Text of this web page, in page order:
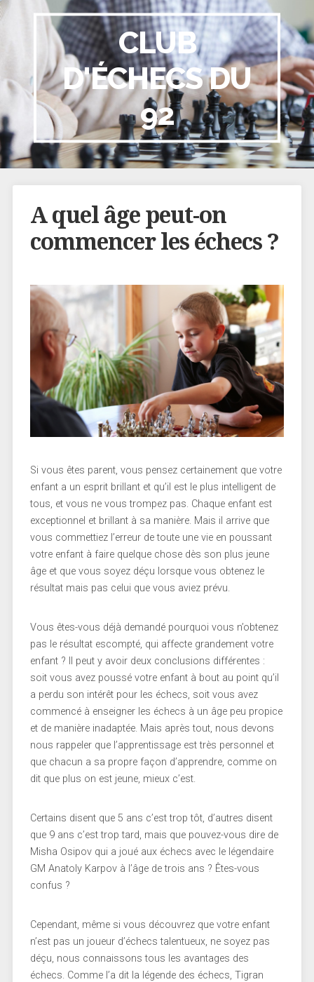
CLUB
D'ÉCHECS DU
92
A quel âge peut-on
commencer les échecs ?
Si vous êtes parent, vous pensez certainement que votre
enfant a un esprit brillant et qu’il est le plus intelligent de
tous, et vous ne vous trompez pas. Chaque enfant est
exceptionnel et brillant à sa manière. Mais il arrive que
vous commettiez l’erreur de toute une vie en poussant
votre enfant à faire quelque chose dès son plus jeune
âge et que vous soyez déçu lorsque vous obtenez le
résultat mais pas celui que vous aviez prévu.
Vous êtes-vous déjà demandé pourquoi vous n’obtenez
pas le résultat escompté, qui affecte grandement votre
enfant ? Il peut y avoir deux conclusions différentes :
soit vous avez poussé votre enfant à bout au point qu’il
a perdu son intérêt pour les échecs, soit vous avez
commencé à enseigner les échecs à un âge peu propice
et de manière inadaptée. Mais après tout, nous devons
nous rappeler que l’apprentissage est très personnel et
que chacun a sa propre façon d’apprendre, comme on
dit que plus on est jeune, mieux c’est.
Certains disent que 5 ans c’est trop tôt, d’autres disent
que 9 ans c’est trop tard, mais que pouvez-vous dire de
Misha Osipov qui a joué aux échecs avec le légendaire
GM Anatoly Karpov à l’âge de trois ans ? Êtes-vous
confus ?
Cependant, même si vous découvrez que votre enfant
n’est pas un joueur d’échecs talentueux, ne soyez pas
déçu, nous connaissons tous les avantages des
échecs. Comme l’a dit la légende des échecs, Tigran